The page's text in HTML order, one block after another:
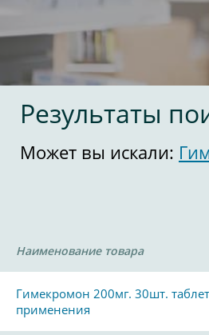
Результаты
Может вы искали:
Наименование товара
Гимекромон 200мг. 30шт.
применения